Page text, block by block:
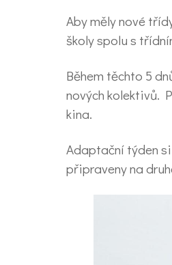
Aby měly nové
školy spolu s
Během těchto 5
nových kolektivů.
kina.
Adaptační týden
připraveny na